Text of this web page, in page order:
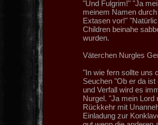
"Und Fulgrim!" "Ja
meinem Namen
Extasen vor!"
Children beinahe
wurden.
Väterchen Nurgles
"In wie fern sollte uns
Seuchen "Ob er da
und Verfall wird es
Nurgel. "Ja mein Lord
Rückkehr mit
Einladung zur